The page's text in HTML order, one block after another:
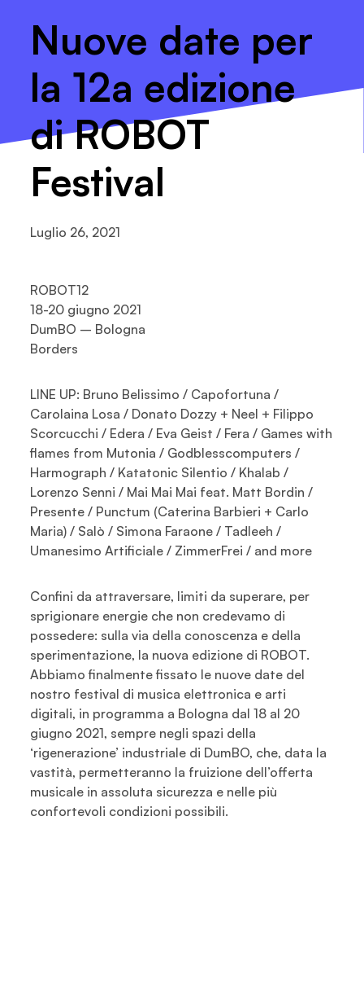
Nuove date per
la 12a edizione
di ROBOT
Festival
Luglio 26, 2021
ROBOT12
18-20 giugno 2021
DumBO – Bologna
Borders
LINE UP: Bruno Belissimo / Capofortuna /
Carolaina Losa / Donato Dozzy + Neel + Filippo
Scorcucchi / Edera / Eva Geist / Fera / Games with
flames from Mutonia / Godblesscomputers /
Harmograph / Katatonic Silentio / Khalab /
Lorenzo Senni / Mai Mai Mai feat. Matt Bordin /
Presente / Punctum (Caterina Barbieri + Carlo
Maria) / Salò / Simona Faraone / Tadleeh /
Umanesimo Artificiale / ZimmerFrei / and more
Confini da attraversare, limiti da superare, per
sprigionare energie che non credevamo di
possedere: sulla via della conoscenza e della
sperimentazione, la nuova edizione di ROBOT.
Abbiamo finalmente fissato le nuove date del
nostro festival di musica elettronica e arti
digitali, in programma a Bologna dal 18 al 20
giugno 2021, sempre negli spazi della
‘rigenerazione’ industriale di DumBO, che, data la
vastità, permetteranno la fruizione dell’offerta
musicale in assoluta sicurezza e nelle più
confortevoli condizioni possibili.